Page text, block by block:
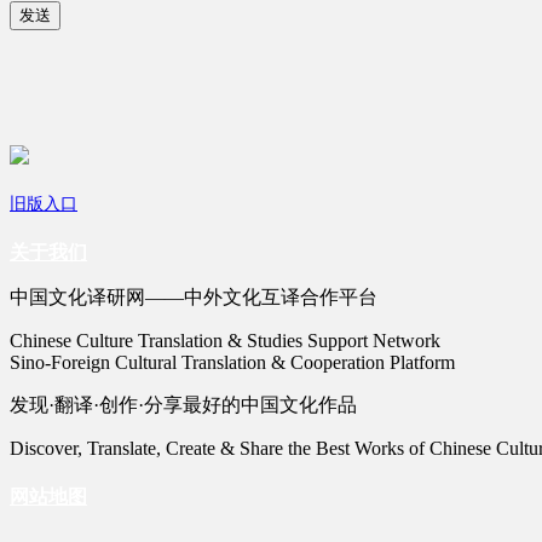
发送
旧版入口
中国文化译研网——中外文化互译合作平台
Chinese Culture Translation & Studies Support Network
Sino-Foreign Cultural Translation & Cooperation Platform
发现·翻译·创作·分享最好的中国文化作品
Discover, Translate, Create & Share the Best Works of Chinese